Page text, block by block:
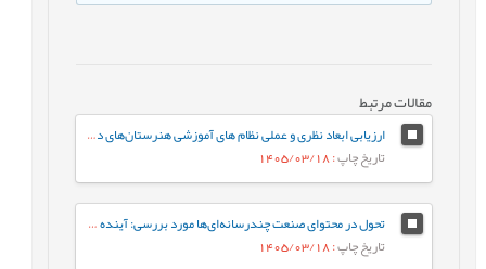
مقالات مرتبط
ارزیابی ابعاد نظری و عملی نظام های آموزشی هنرستان‌های دخترانه فنی و حرفه‌ای
تاریخ چاپ: 1405/03/18
تحول در محتوای صنعت چندرسانه‌ای‌ها مورد بررسی: آینده‌ ژانر برنامه‌های تلویزیون ایران در افق 1410
تاریخ چاپ: 1405/03/18